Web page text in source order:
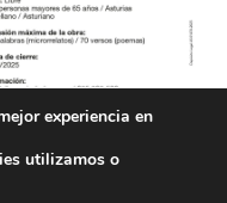
experiencia en
utilizamos o